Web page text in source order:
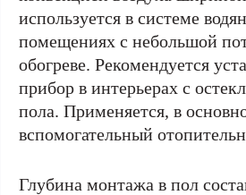
используется в системе
помещениях с небольшой
обогреве. Рекомендуется
прибор в интерьерах с
пола. Применяется, в
вспомогательный
Глубина монтажа в пол